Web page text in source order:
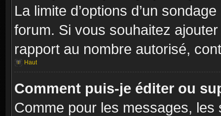
La limite d’options d’un
forum. Si vous souhaitez
rapport au nombre autorisé,
Haut
Comment puis-je éditer ou
Comme pour les messages,